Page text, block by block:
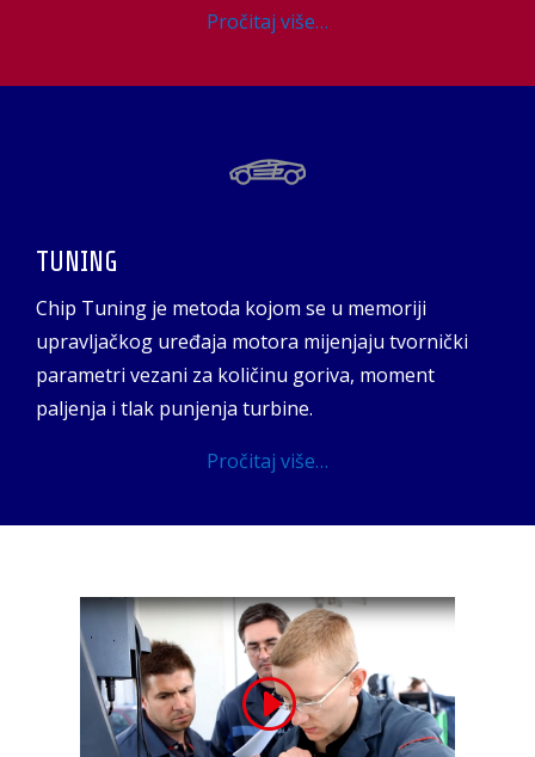
Pročitaj više…
TUNING
Chip Tuning je metoda kojom se u memoriji
upravljačkog uređaja motora mijenjaju tvornički
parametri vezani za količinu goriva, moment
paljenja i tlak punjenja turbine.
Pročitaj više…